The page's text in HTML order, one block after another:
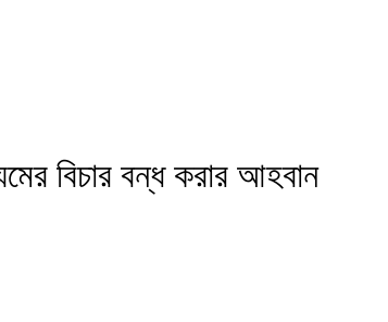
বিচার বন্ধ করার আহবান